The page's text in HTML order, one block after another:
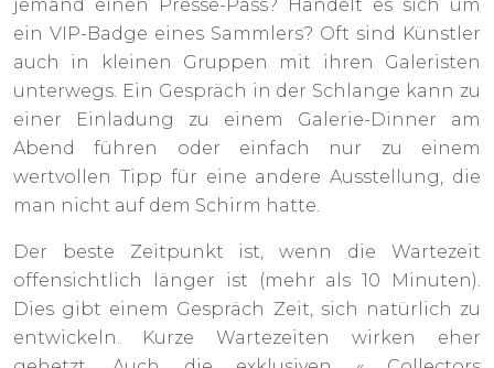
jemand einen Presse-Pass? Handelt es sich um
ein VIP-Badge eines Sammlers? Oft sind Künstler
auch in kleinen Gruppen mit ihren Galeristen
unterwegs. Ein Gespräch in der Schlange kann zu
einer Einladung zu einem Galerie-Dinner am
Abend führen oder einfach nur zu einem
wertvollen Tipp für eine andere Ausstellung, die
man nicht auf dem Schirm hatte.
Der beste Zeitpunkt ist, wenn die Wartezeit
offensichtlich länger ist (mehr als 10 Minuten).
Dies gibt einem Gespräch Zeit, sich natürlich zu
entwickeln. Kurze Wartezeiten wirken eher